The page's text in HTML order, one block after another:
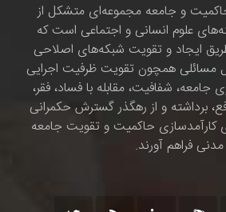
و جامعه مجموعه‌ای متشکل از
علوم انسانی و اجتماعی است که
ایجاد و تقویت شبکه‌های اصلاحی
مسائلی همچون تقویت ظرفیت اجرایی
جامعه، شفافیت، مقابله با فساد، فقر،
برداشته و از رهگذر گسترش حکمرانی
کارآمدسازی حاکمیت و تقویت جامعه
مدنی فراهم آورند.